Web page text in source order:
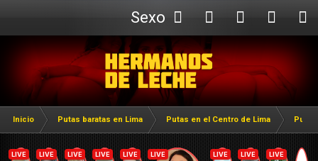
Sexo
Webcam
Inicio Putas baratas en Lima Putas en el Centro de Lima